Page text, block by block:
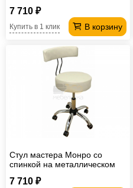
7 710 ₽
В корзину
Купить в 1 клик
Стул мастера Монро со
спинкой на металлическом
7 710 ₽